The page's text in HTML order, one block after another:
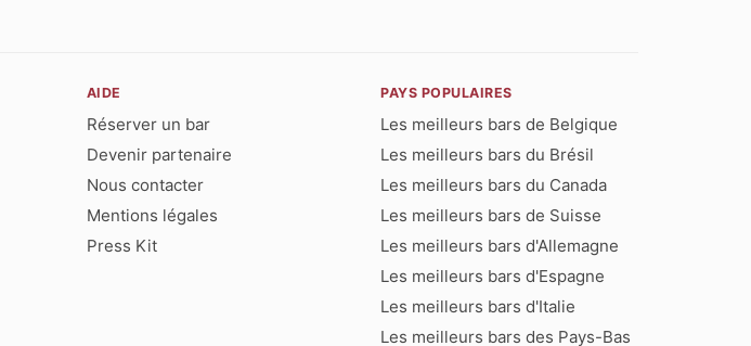
AIDE
Réserver un bar
Devenir partenaire
Nous contacter
Mentions légales
Press Kit
PAYS POPULAIRES
Les meilleurs bars de Belgique
Les meilleurs bars du Brésil
Les meilleurs bars du Canada
Les meilleurs bars de Suisse
Les meilleurs bars d'Allemagne
Les meilleurs bars d'Espagne
Les meilleurs bars d'Italie
Les meilleurs bars des Pays-Bas